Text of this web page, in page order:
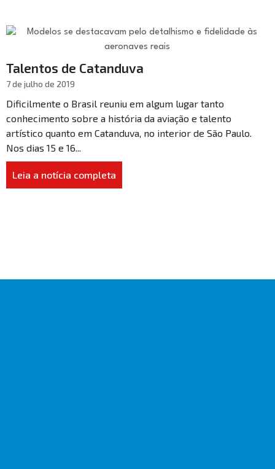
Talentos de Catanduva
7 de julho de 2019
Dificilmente o Brasil reuniu em algum lugar tanto
conhecimento sobre a história da aviação e talento
artístico quanto em Catanduva, no interior de São Paulo.
Nos dias 15 e 16...
Leia a notícia completa